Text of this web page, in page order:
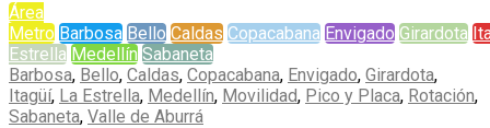
Área
Metro Barbosa Bello Caldas Copacabana Envigado Girardota
Estrella Medellín Sabaneta
Barbosa, Bello, Caldas, Copacabana, Envigado, Girardota,
Itagüí, La Estrella, Medellín, Movilidad, Pico y Placa, Rotación,
Sabaneta, Valle de Aburrá